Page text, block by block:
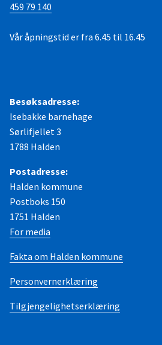
459 79 140
Vår åpningstid er fra 6.45 til 16.45
Besøksadresse:
Isebakke barnehage
Sørlifjellet 3
1788 Halden
Postadresse:
Halden kommune
Postboks 150
1751 Halden
For media
Fakta om Halden kommune
Personvernerklæring
Tilgjengelighetserklæring